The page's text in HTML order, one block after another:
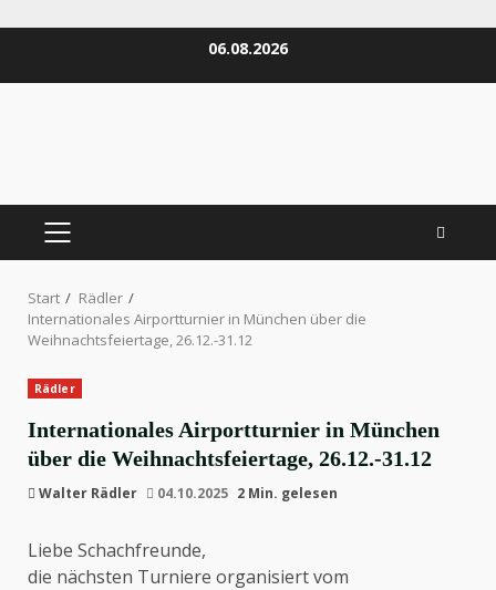
06.08.2026
PRIMÄRES
Start
Rädler
Internationales Airportturnier in München über die
Weihnachtsfeiertage, 26.12.-31.12
Rädler
Internationales Airportturnier in München
über die Weihnachtsfeiertage, 26.12.-31.12
Walter Rädler 04.10.2025 2 Min. gelesen
Liebe Schachfreunde,
die nächsten Turniere organisiert vom